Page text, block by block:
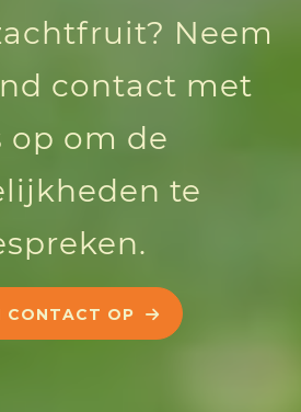
Neem
contact met
op om de
te
CONTACT OP